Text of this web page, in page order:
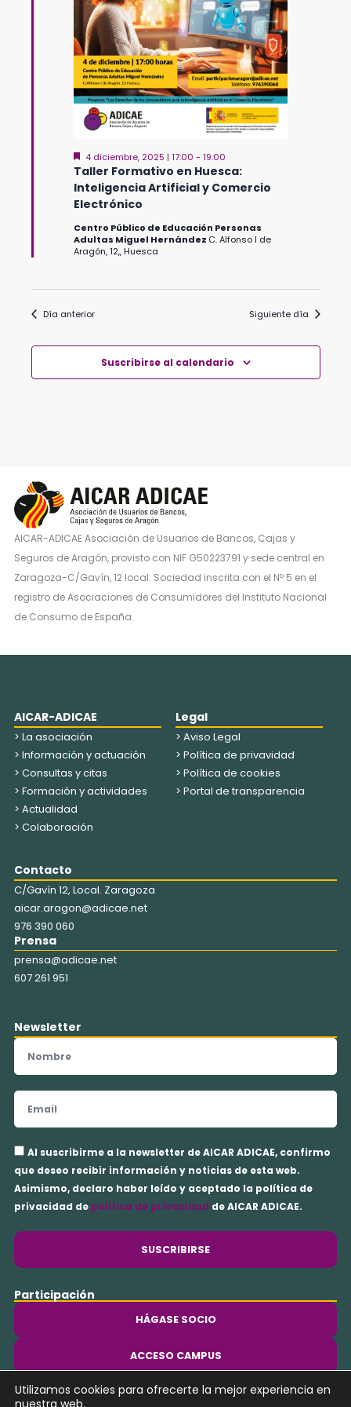
Taller Formativo en Huesca:
Inteligencia Artificial y Comercio
Electrónico
Destacado
4 diciembre, 2025 | 17:00 - 19:00
Centro Público de Educación Personas
Adultas Miguel Hernández C. Alfonso I de
Aragón, 12,, Huesca
Día anterior Siguiente día
Suscribirse al calendario
AICAR-ADICAE Asociación de Usuarios de Bancos, Cajas y
Seguros de Aragón, provisto con NIF G50223791 y sede central en
Zaragoza-C/Gavín, 12 local. Sociedad inscrita con el Nº 5 en el
registro de Asociaciones de Consumidores del Instituto Nacional
de Consumo de España.
AICAR-ADICAE
> La asociación
> Información y actuación
> Consultas y citas
> Formación y actividades
> Actualidad
> Colaboración
Legal
> Aviso Legal
> Política de privavidad
> Política de cookies
> Portal de transparencia
Contacto
C/Gavín 12, Local. Zaragoza
aicar.aragon@adicae.net
976 390 060
Prensa
prensa@adicae.net
607 261 951
Newsletter
Nombre
Email
Aceptación
privacidad
Al suscribirme a la newsletter de AICAR ADICAE, confirmo
que deseo recibir información y noticias de esta web.
Asimismo, declaro haber leído y aceptado la política de
privacidad de política de privacidad de AICAR ADICAE.
SUSCRIBIRSE
Participación
HÁGASE SOCIO
ACCESO CAMPUS
Utilizamos cookies para ofrecerte la mejor experiencia en
nuestra web.